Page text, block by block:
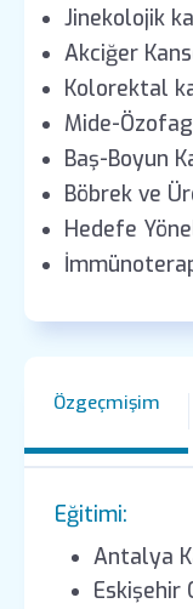
Jinekolojik
Akciğer
Kolorektal
Mide-
Baş-Boyun
Böbrek ve
Hedefe
Özgeçmişim
Eğitimi:
Antalya
Eskişehir